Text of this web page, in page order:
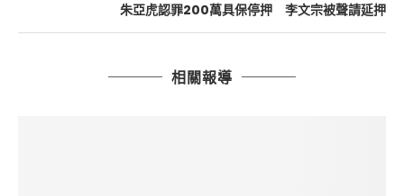
朱亞虎認罪200萬具保停押 李文宗被聲請延押
相關報導